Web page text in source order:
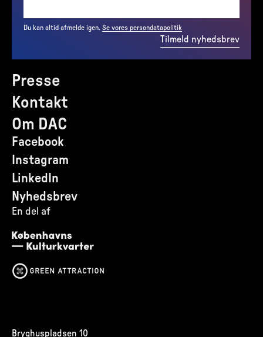
Presse
Kontakt
Om DAC
Facebook
Instagram
LinkedIn
Nyhedsbrev
En del af
Du kan altid afmelde igen. Se vores persondatapolitik
Tilmeld nyhedsbrev
Bryghuspladsen 10